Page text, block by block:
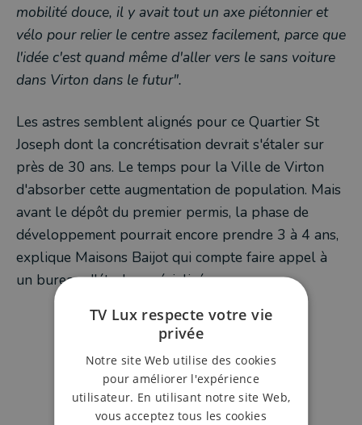
mobilité douce, il y avait tout un axe piétonnier et
vélo pour relier le centre assez facilement, parce que
l'idée c'est quand même d'aller vers le sans voiture
dans Virton dans le futur".
Les astres semblent alignés pour ce Quartier St
Joseph dont la concrétisation devrait s'étaler sur
près de 30 ans. Le temps pour la Ville de Virton
d'absorber cette augmentation de population. Mais
avant le dépôt du premier permis, la phase de
développement pourrait encore prendre 3 à 4 ans,
explique Maisons Baijot qui compte faire appel à
un bureau d'études spécialisé.
TV Lux respecte votre vie
privée
Notre site Web utilise des cookies
pour améliorer l'expérience
utilisateur. En utilisant notre site Web,
vous acceptez tous les cookies